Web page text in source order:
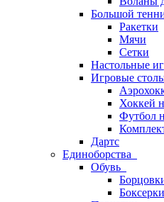
Большой
Ракетки
Мячи
Сетки
Настольные
Игровые
Хоккей
Футбол
Дартс
Единоборства
Обувь
Боксерки